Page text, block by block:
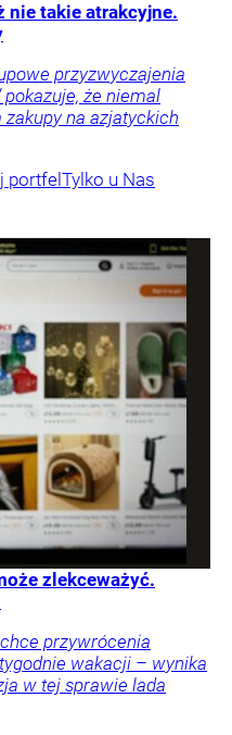
nie takie atrakcyjne.
przyzwyczajenia
pokazuje, że niemal
zakupy na azjatyckich
portfelTylko u Nas
zlekceważyć.
przywrócenia
wakacji – wynika
w tej sprawie lada